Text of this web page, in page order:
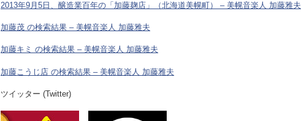
2013年9月5日、醸造業百年の「加藤麹店」（北海道美幌町） – 美幌音楽人 加藤雅夫
加藤茂 の検索結果 – 美幌音楽人 加藤雅夫
加藤キミ の検索結果 – 美幌音楽人 加藤雅夫
加藤こうじ店 の検索結果 – 美幌音楽人 加藤雅夫
ツイッター (Twitter)